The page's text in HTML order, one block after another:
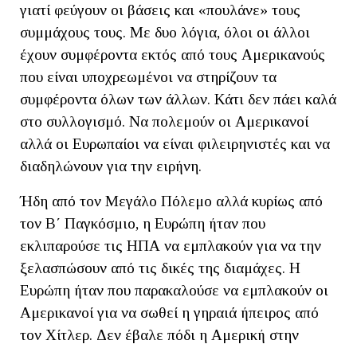
γιατί φεύγουν οι βάσεις και «πουλάνε» τους
συμμάχους τους. Με δυο λόγια, όλοι οι άλλοι
έχουν συμφέροντα εκτός από τους Αμερικανούς
που είναι υποχρεωμένοι να στηρίζουν τα
συμφέροντα όλων των άλλων. Κάτι δεν πάει καλά
στο συλλογισμό. Να πολεμούν οι Αμερικανοί
αλλά οι Ευρωπαίοι να είναι φιλειρηνιστές και να
διαδηλώνουν για την ειρήνη.
Ήδη από τον Μεγάλο Πόλεμο αλλά κυρίως από
τον Β΄ Παγκόσμιο, η Ευρώπη ήταν που
εκλιπαρούσε τις ΗΠΑ να εμπλακούν για να την
ξελασπώσουν από τις δικές της διαμάχες. Η
Ευρώπη ήταν που παρακαλούσε να εμπλακούν οι
Αμερικανοί για να σωθεί η γηραιά ήπειρος από
τον Χίτλερ. Δεν έβαλε πόδι η Αμερική στην